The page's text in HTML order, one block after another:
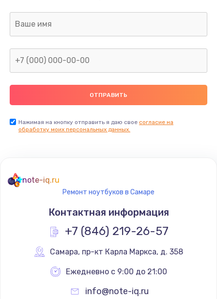
Нажимая на кнопку отправить я даю свое согласие на
обработку моих персональных данных.
note-iq.ru
Ремонт ноутбуков в Самаре
Контактная информация
+7 (846) 219-26-57
Самара, пр-кт Карла Маркса, д. 358
Ежедневно с 9:00 до 21:00
info@note-iq.ru